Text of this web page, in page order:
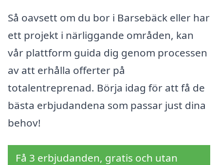
Så oavsett om du bor i Barsebäck eller har
ett projekt i närliggande områden, kan
vår plattform guida dig genom processen
av att erhålla offerter på
totalentreprenad. Börja idag för att få de
bästa erbjudandena som passar just dina
behov!
Få 3 erbjudanden, gratis och utan